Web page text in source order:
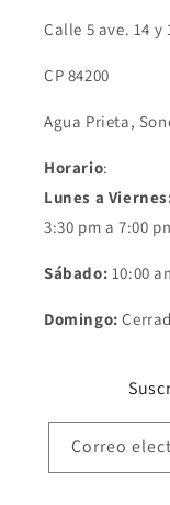
Calle 5 ave. 14 y
CP 84200
Agua Prieta,
Horario:
Lunes a
3:30 pm a 7:00
Sábado: 10:00
Domingo:
Correo